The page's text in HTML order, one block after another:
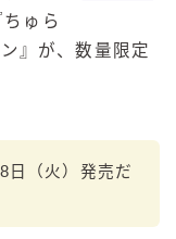
ゅら
』が、数量限定
日（火）発売だ